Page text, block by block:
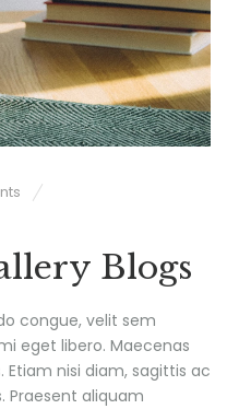
Blogs
congue, velit sem
eget libero. Maecenas
nisi diam, sagittis ac
Praesent aliquam